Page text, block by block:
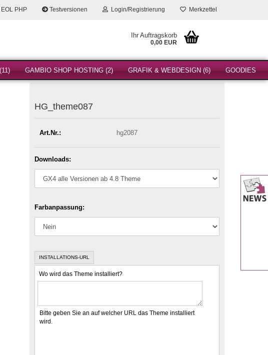
EOL PHP Testversionen Login/Registrierung Merkzettel
Ihr Auftragskorb
0,00 EUR
GAMBIO SHOP HOSTING (2) GRAFIK & WEBDESIGN (6) GOODIES
HG_theme087
Art.Nr.: hg2087
Downloads:
Farbanpassung:
INSTALLATIONS-URL
Wo wird das Theme installiert?
Bitte geben Sie an auf welcher URL das Theme installiert
wird.